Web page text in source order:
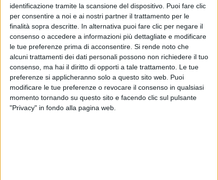
identificazione tramite la scansione del dispositivo. Puoi fare clic
per consentire a noi e ai nostri partner il trattamento per le
finalità sopra descritte. In alternativa puoi fare clic per negare il
consenso o accedere a informazioni più dettagliate e modificare
le tue preferenze prima di acconsentire. Si rende noto che
alcuni trattamenti dei dati personali possono non richiedere il tuo
consenso, ma hai il diritto di opporti a tale trattamento. Le tue
preferenze si applicheranno solo a questo sito web. Puoi
modificare le tue preferenze o revocare il consenso in qualsiasi
momento tornando su questo sito e facendo clic sul pulsante
"Privacy" in fondo alla pagina web.
Mazzarolo (Viraver):
“Dispersioni termiche ridotte
di oltre il 50%”
INTERVISTE 1 GIUGNO 2026